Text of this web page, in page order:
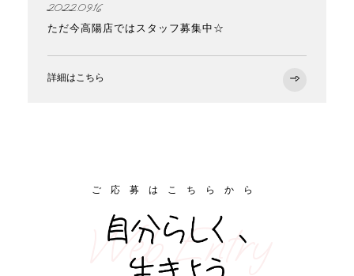
2022.09.16
ただ今高陽店ではスタッフ募集中☆
詳細はこちら
Web Entry
ご応募はこちらから